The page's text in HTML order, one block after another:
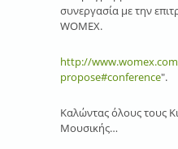
συνεργασία με την
WOMEX.
http://
propose#conference".
Καλώντας όλους τους
Μουσικής…